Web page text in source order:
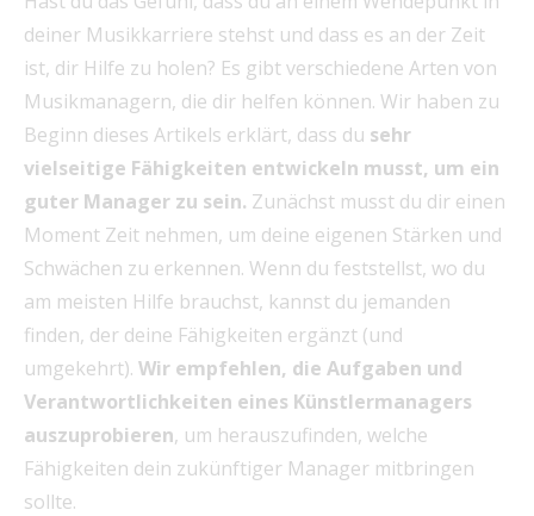
deiner Musikkarriere stehst und dass es an der Zeit
ist, dir Hilfe zu holen? Es gibt verschiedene Arten von
Musikmanagern, die dir helfen können. Wir haben zu
Beginn dieses Artikels erklärt, dass du sehr
vielseitige Fähigkeiten entwickeln musst, um ein
guter Manager zu sein. Zunächst musst du dir einen
Moment Zeit nehmen, um deine eigenen Stärken und
Schwächen zu erkennen. Wenn du feststellst, wo du
am meisten Hilfe brauchst, kannst du jemanden
finden, der deine Fähigkeiten ergänzt (und
umgekehrt). Wir empfehlen, die Aufgaben und
Verantwortlichkeiten eines Künstlermanagers
auszuprobieren, um herauszufinden, welche
Fähigkeiten dein zukünftiger Manager mitbringen
sollte.